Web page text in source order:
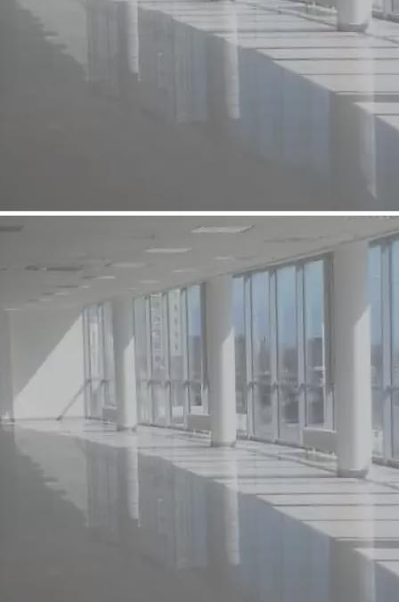
3519 - Г. ОРСК, ПР.ЛЕНИНА
И ПР.МИРА
Оренбургская обл
Получить контакты
Сдаем в аренду площади от 130 кв.м. до 800 кв.м. на
основных торговых и активных для торговли улицах г.Орска
– пр.Ленина и пр.Мира.
Навигация
Характеристики